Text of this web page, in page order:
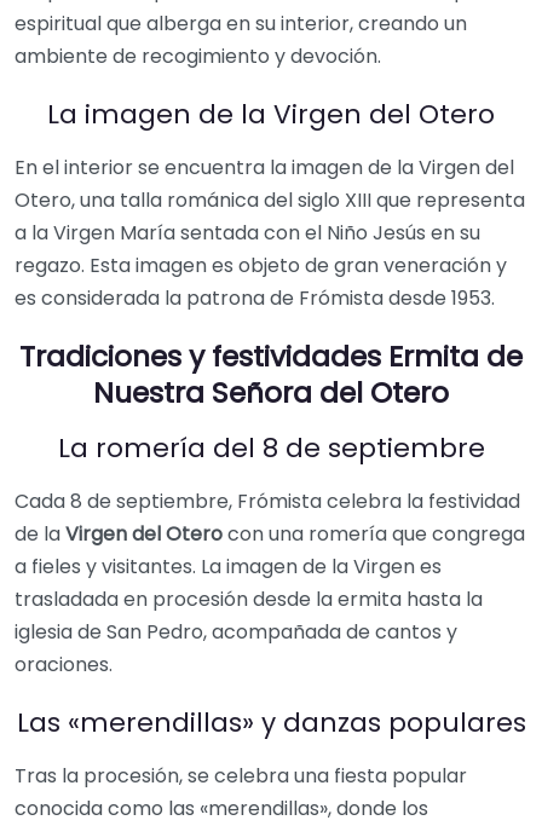
espiritual que alberga en su interior, creando un
ambiente de recogimiento y devoción.
La imagen de la Virgen del Otero
En el interior se encuentra la imagen de la Virgen del
Otero, una talla románica del siglo XIII que representa
a la Virgen María sentada con el Niño Jesús en su
regazo. Esta imagen es objeto de gran veneración y
es considerada la patrona de Frómista desde 1953.
Tradiciones y festividades Ermita de
Nuestra Señora del Otero
La romería del 8 de septiembre
Cada 8 de septiembre, Frómista celebra la festividad
de laVirgen del Oterocon una romería que congrega
a fieles y visitantes. La imagen de la Virgen es
trasladada en procesión desde la ermita hasta la
iglesia de San Pedro, acompañada de cantos y
oraciones.
Las «merendillas» y danzas populares
Tras la procesión, se celebra una fiesta popular
conocida como las «merendillas», donde los